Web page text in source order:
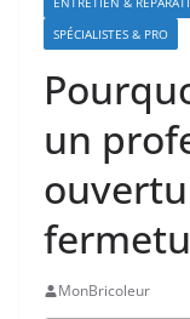
SPÉCIALISTES & PRO
un
MonBricoleur